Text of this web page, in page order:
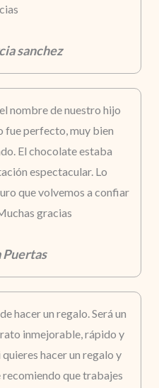
sanchez
nombre de nuestro hijo
fue perfecto, muy bien
El chocolate estaba
espectacular. Lo
que volvemos a confiar
gracias
hacer un regalo. Será un
inmejorable, rápido y
hacer un regalo y
que trabajes